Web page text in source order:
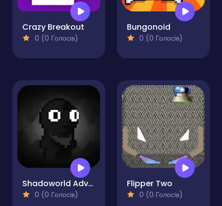
Crazy Breakout
0 (0 Голосів)
Bungonoid
0 (0 Голосів)
Shadoworld Adventure
0 (0 Голосів)
Flipper Two
0 (0 Голосів)